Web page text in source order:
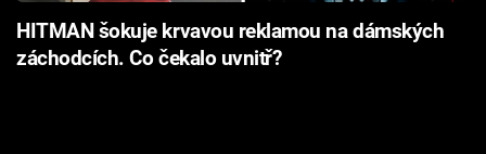
HITMAN šokuje krvavou reklamou na dámských
záchodcích. Co čekalo uvnitř?